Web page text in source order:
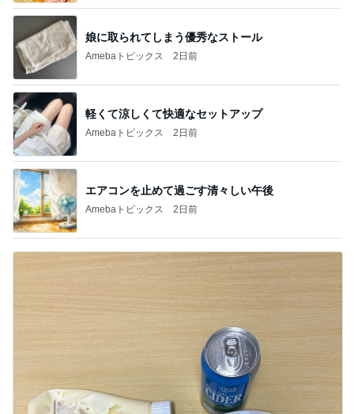
娘に取られてしまう優秀なストール
Amebaトピックス 2日前
軽くて涼しくて快適なセットアップ
Amebaトピックス 2日前
エアコンを止めて過ごす清々しい午後
Amebaトピックス 2日前